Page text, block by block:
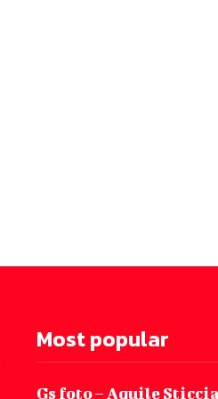
Most popular
Gs foto – Aquile